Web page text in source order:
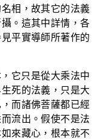
相，故其它的法義
。這其中詳情，各
平實導師所著作的
它只是從大乘法中
死的法義，只是大
而諸佛菩薩都已經
流出。假使不是法
來藏心，根本就不